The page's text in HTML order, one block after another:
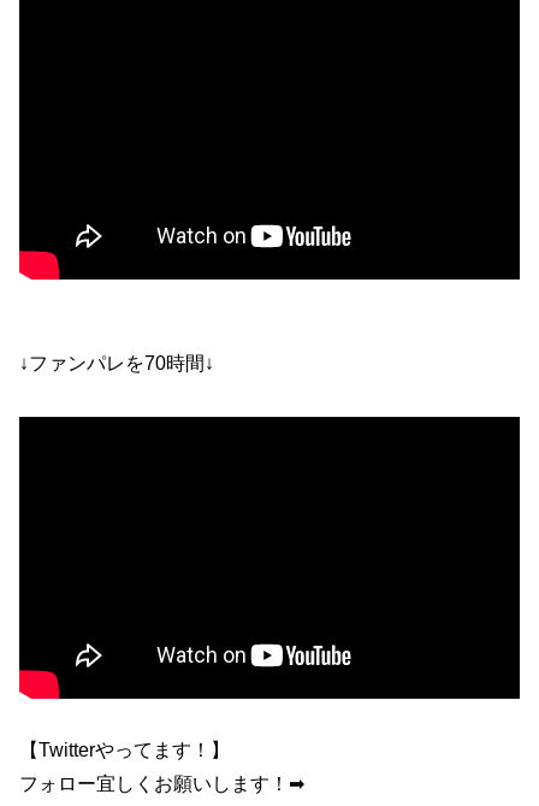
↓ファンパレを70時間↓
【Twitterやってます！】
フォロー宜しくお願いします！➡︎